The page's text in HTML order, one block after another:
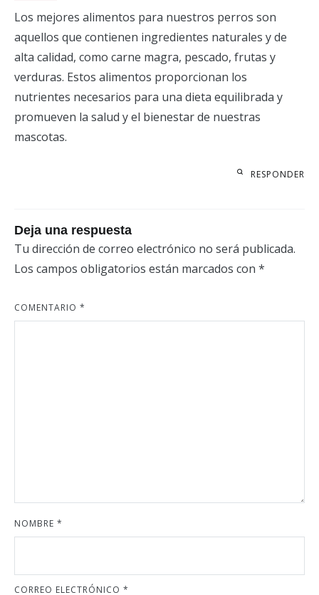
Los mejores alimentos para nuestros perros son
aquellos que contienen ingredientes naturales y de
alta calidad, como carne magra, pescado, frutas y
verduras. Estos alimentos proporcionan los
nutrientes necesarios para una dieta equilibrada y
promueven la salud y el bienestar de nuestras
mascotas.
RESPONDER
Deja una respuesta
Tu dirección de correo electrónico no será publicada.
Los campos obligatorios están marcados con *
COMENTARIO *
NOMBRE *
CORREO ELECTRÓNICO *